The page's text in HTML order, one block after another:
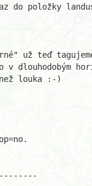
do položky
už teď
v dlouhodobým
louka :-)